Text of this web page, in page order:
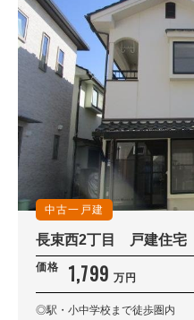
中古一戸建
長束西2丁目 戸建住宅
価格 1,799 万円
◎駅・小中学校まで徒歩圏内